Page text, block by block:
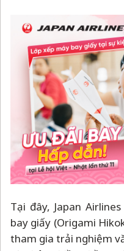
Tại đây, Japan
bay giấy (Origami
tham gia trải nghiệm